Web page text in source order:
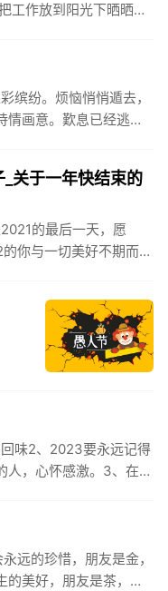
工作放到阳光下晒晒，
缤纷。烦恼悄悄遁去，
情画意。歎息已经逃
关于一年快结束的
的最后一天，愿
你与一切美好不期而
味2、2023要永远记得
人，心怀感激。3、在苦
远的珍惜，朋友是金，
美好，朋友是茶，品